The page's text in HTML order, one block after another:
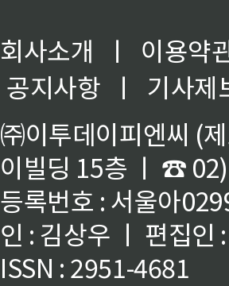
회사소개 ㅣ
이용약
공지사항
ㅣ
기사제
㈜이투데이피엔씨 (
이빌딩 15층 ㅣ ☎
등록번호 : 서울아
인 : 김상우 ㅣ 편집인
ISSN : 2951-4681